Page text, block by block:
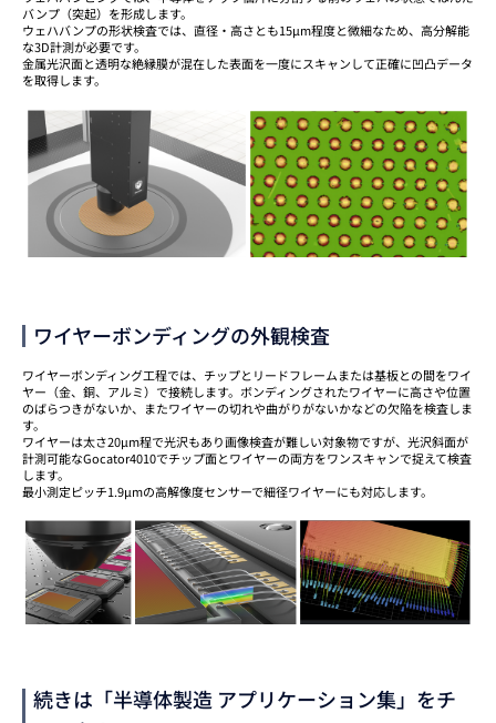
バンプ（突起）を形成します。
ウェハバンプの形状検査では、直径・高さとも15μm程度と微細なため、高分解能
な3D計測が必要です。
金属光沢面と透明な絶縁膜が混在した表面を一度にスキャンして正確に凹凸データ
を取得します。
ワイヤーボンディングの外観検査
ワイヤーボンディング工程では、チップとリードフレームまたは基板との間をワイ
ヤー（金、銅、アルミ）で接続します。ボンディングされたワイヤーに高さや位置
のばらつきがないか、またワイヤーの切れや曲がりがないかなどの欠陥を検査しま
す。
ワイヤーは太さ20μm程で光沢もあり画像検査が難しい対象物ですが、光沢斜面が
計測可能なGocator4010でチップ面とワイヤーの両方をワンスキャンで捉えて検査
します。
最小測定ピッチ1.9μmの高解像度センサーで細径ワイヤーにも対応します。
続きは「半導体製造 アプリケーション集」をチ